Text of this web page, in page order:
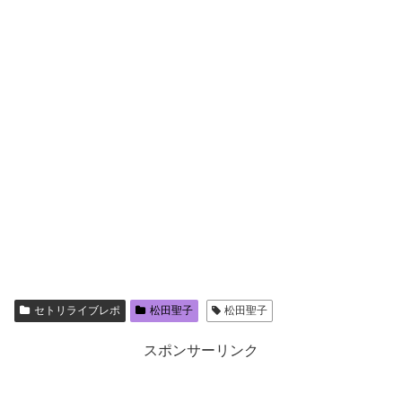
セトリライブレポ 松田聖子 松田聖子
スポンサーリンク